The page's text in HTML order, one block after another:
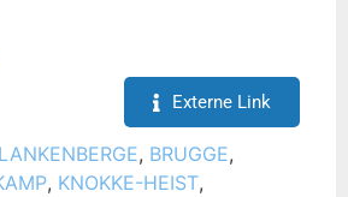
Externe Link
, BRUGGE,
, KNOKKE-HEIST,